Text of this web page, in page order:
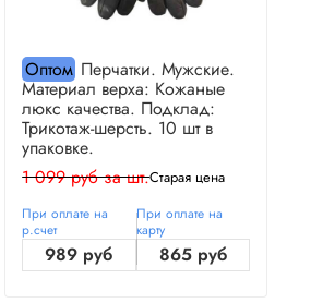
ОптомПерчатки. Мужские.
Материал верха: Кожаные
люкс качества. Подклад:
Трикотаж-шерсть. 10 шт в
упаковке.
1 099 руб за шт.Старая цена
При оплате на
р.счет
989 руб
При оплате на
карту
865 руб